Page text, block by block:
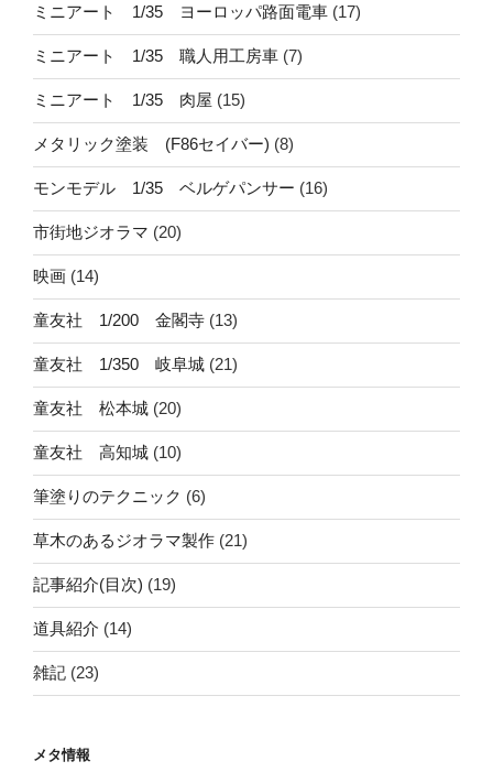
ミニアート 1/35 ヨーロッパ路面電車 (17)
ミニアート 1/35 職人用工房車 (7)
ミニアート 1/35 肉屋 (15)
メタリック塗装 (F86セイバー) (8)
モンモデル 1/35 ベルゲパンサー (16)
市街地ジオラマ (20)
映画 (14)
童友社 1/200 金閣寺 (13)
童友社 1/350 岐阜城 (21)
童友社 松本城 (20)
童友社 高知城 (10)
筆塗りのテクニック (6)
草木のあるジオラマ製作 (21)
記事紹介(目次) (19)
道具紹介 (14)
雑記 (23)
メタ情報